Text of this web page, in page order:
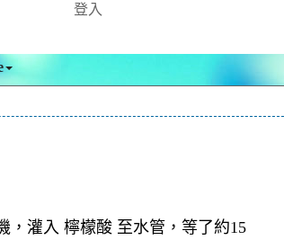
登入
，灌入 檸檬酸 至水管，等了約15